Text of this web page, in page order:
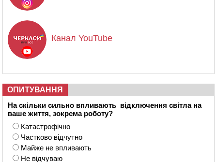
Канал YouTube
ОПИТУВАННЯ
На скільки сильно впливають відключення світла на
ваше життя, зокрема роботу?
Катастрофічно
Частково відчутно
Майже не впливають
Не відчуваю